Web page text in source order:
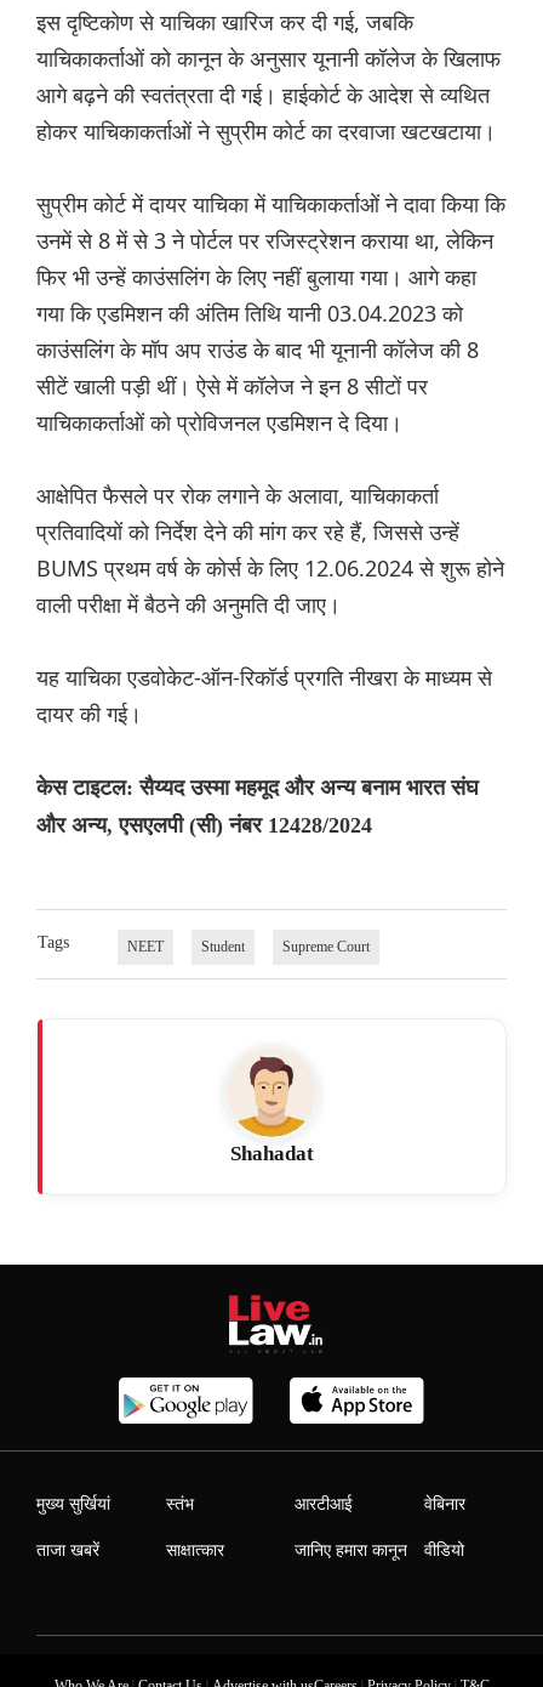
इस दृष्टिकोण से याचिका खारिज कर दी गई, जबकि
याचिकाकर्ताओं को कानून के अनुसार यूनानी कॉलेज के खिलाफ
आगे बढ़ने की स्वतंत्रता दी गई। हाईकोर्ट के आदेश से व्यथित
होकर याचिकाकर्ताओं ने सुप्रीम कोर्ट का दरवाजा खटखटाया।
सुप्रीम कोर्ट में दायर याचिका में याचिकाकर्ताओं ने दावा किया कि
उनमें से 8 में से 3 ने पोर्टल पर रजिस्ट्रेशन कराया था, लेकिन
फिर भी उन्हें काउंसलिंग के लिए नहीं बुलाया गया। आगे कहा
गया कि एडमिशन की अंतिम तिथि यानी 03.04.2023 को
काउंसलिंग के मॉप अप राउंड के बाद भी यूनानी कॉलेज की 8
सीटें खाली पड़ी थीं। ऐसे में कॉलेज ने इन 8 सीटों पर
याचिकाकर्ताओं को प्रोविजनल एडमिशन दे दिया।
आक्षेपित फैसले पर रोक लगाने के अलावा, याचिकाकर्ता
प्रतिवादियों को निर्देश देने की मांग कर रहे हैं, जिससे उन्हें
BUMS प्रथम वर्ष के कोर्स के लिए 12.06.2024 से शुरू होने
वाली परीक्षा में बैठने की अनुमति दी जाए।
यह याचिका एडवोकेट-ऑन-रिकॉर्ड प्रगति नीखरा के माध्यम से
दायर की गई।
केस टाइटल: सैय्यद उस्मा महमूद और अन्य बनाम भारत संघ
और अन्य, एसएलपी (सी) नंबर 12428/2024
Tags NEET Student Supreme Court
Shahadat
मुख्य सुर्खियां
ताजा खबरें
स्तंभ
साक्षात्कार
आरटीआई
जानिए हमारा कानून
वेबिनार
वीडियो